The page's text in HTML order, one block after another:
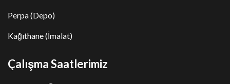
Perpa (Depo)
Kağıthane (İmalat)
Çalışma Saatlerimiz